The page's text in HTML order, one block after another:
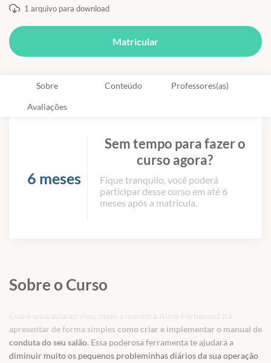
1 arquivo para download
Matricular
Sobre Conteúdo Professores(as)
Avaliações
6 meses
Sem tempo para fazer o
curso agora?
Fique tranquilo, você poderá
participar desse curso em até 6
meses após a matrícula.
Sobre o Curso
Esta é uma aula ao vivo, onde a mentora Aline Fernandez irá
apresentar de forma simplescomo criar e implementar o manual de
conduta do seu salão. Essa poderosa ferramenta te ajudará a
diminuir muito os pequenos probleminhas diários da sua operação